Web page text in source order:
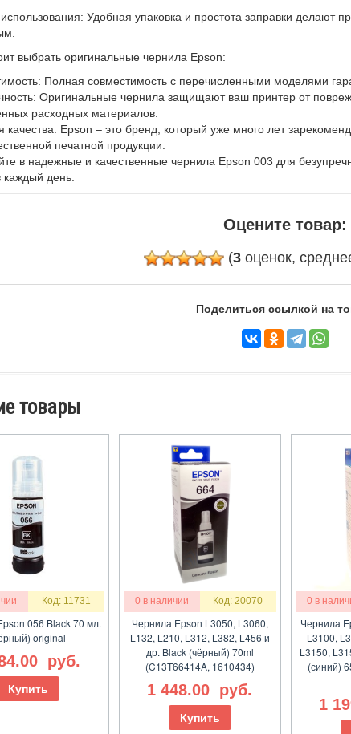
использования: Удобная упаковка и простота заправки делают
выбрать оригинальные чернила Epson:
Полная совместимость с перечисленными моделями
Оригинальные чернила защищают ваш принтер от
расходных материалов.
качества: Epson – это бренд, который уже много лет
печатной продукции.
в надежные и качественные чернила Epson 003 для
каждый день.
Оцените товар:
(3оценок,
Поделиться ссылкой на
товары
Код: 11731
056 Black 70 мл.
original
руб.
Купить
0 в наличии Код: 20070
Чернила Epson L3050, L3060,
L132, L210, L312, L382, L456 и
др. Black (чёрный) 70ml
(C13T66414A, 1610434)
1 448.00 руб.
Купить
0 в
Чернила
L3100,
L3150,
(синий)
1